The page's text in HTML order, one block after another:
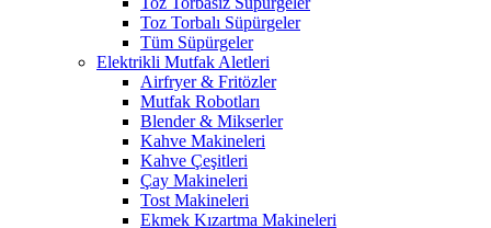
Toz Torbalı Süpürgeler
Tüm Süpürgeler
Elektrikli Mutfak Aletleri
Airfryer & Fritözler
Mutfak Robotları
Blender & Mikserler
Kahve Makineleri
Kahve Çeşitleri
Çay Makineleri
Tost Makineleri
Ekmek Kızartma Makineleri